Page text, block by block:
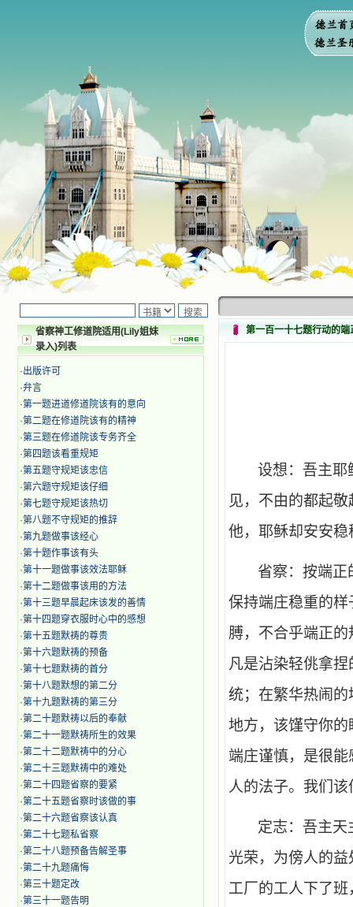
省察神工修道院适用(Lily姐妹
录入)列表
·出版许可
·弁言
·第一题进道修道院该有的意向
·第二题在修道院该有的精神
·第三题在修道院该专务齐全
·第四题该看重规矩
·第五题守规矩该忠信
·第六题守规矩该仔细
·第七题守规矩该热切
·第八题不守规矩的推辞
·第九题做事该经心
·第十题作事该有头
·第十一题做事该效法耶稣
·第十二题做事该用的方法
·第十三题早晨起床该发的善情
·第十四题穿衣服时心中的感想
·第十五题默祷的尊贵
·第十六题默祷的预备
·第十七题默祷的首分
·第十八题默想的第二分
·第十九题默祷的第三分
·第二十题默祷以后的奉献
·第二十一题默祷所生的效果
·第二十二题默祷中的分心
·第二十三题默祷中的难处
·第二十四题省察的要紧
·第二十五题省察时该做的事
·第二十六题省察该认真
·第二十七题私省察
·第二十八题预备告解圣事
·第二十九题痛悔
·第三十题定改
·第三十一题告明
第一百一十七题行动的端
设想：吾主耶
见，不由的都起
他，耶稣却安安
省察：按端正
保持端庄稳重的
膊，不合乎端正
凡是沾染轻佻拿捏
统；在繁华热闹
地方，该馑守你
端庄谨慎，是很
人的法子。我们
定志：吾主天
光荣，为傍人的
工厂的工人下了